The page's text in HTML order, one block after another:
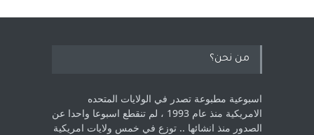
من نحن؟
اسبوعية مطبوعة تصدر في الولايات المتحده
الامريكية منذ عام 1993 ، لم ‏تنقطع اسبوعا واحدا عن
الصدور منذ انشائها .. توزع في خمس ولايات امريكية